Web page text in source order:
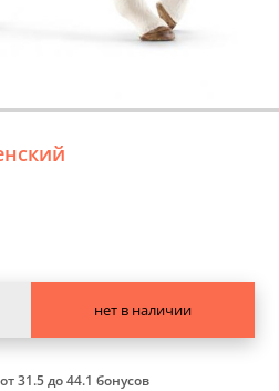
нет в наличии
от 31.5 до 44.1 бонусов